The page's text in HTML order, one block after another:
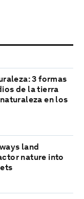
3 formas
de la tierra
en los
land
nature into